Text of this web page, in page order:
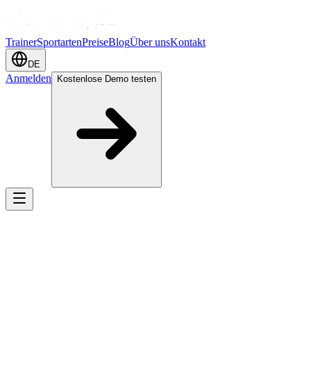
TrainerSportartenPreiseBlogÜber unsKontakt
DE
Anmelden Kostenlose Demo testen